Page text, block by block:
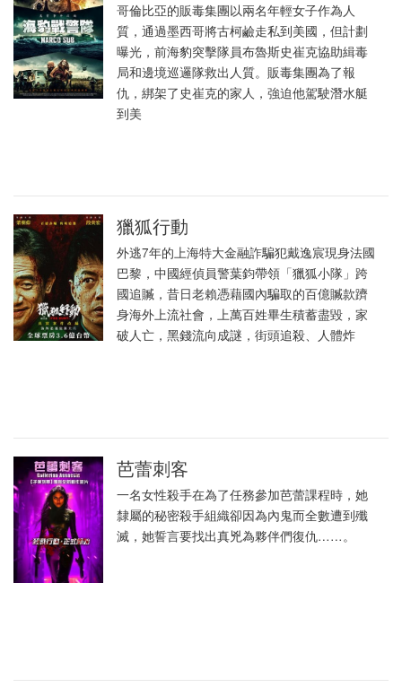
哥倫比亞的販毒集團以兩名年輕女子作為人
質，通過墨西哥將古柯鹼走私到美國，但計劃
曝光，前海豹突擊隊員布魯斯史崔克協助緝毒
局和邊境巡邏隊救出人質。販毒集團為了報
仇，綁架了史崔克的家人，強迫他駕駛潛水艇
到美
獵狐行動
外逃7年的上海特大金融詐騙犯戴逸宸現身法國
巴黎，中國經偵員警葉鈞帶領「獵狐小隊」跨
國追贓，昔日老賴憑藉國內騙取的百億贓款躋
身海外上流社會，上萬百姓畢生積蓄盡毀，家
破人亡，黑錢流向成謎，街頭追殺、人體炸
芭蕾刺客
一名女性殺手在為了任務參加芭蕾課程時，她
隸屬的秘密殺手組織卻因為內鬼而全數遭到殲
滅，她誓言要找出真兇為夥伴們復仇……。